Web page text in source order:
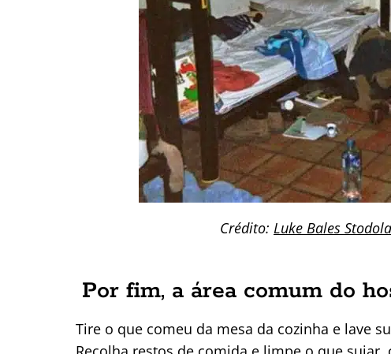
Crédito: Luke Bales Stodola
Por fim, a área comum do
Tire o que comeu da mesa da cozinha e lave